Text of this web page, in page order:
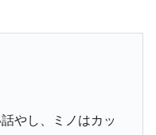
やし、ミノはカッ